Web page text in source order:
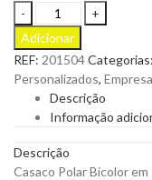
Casaco
Polar
Bicolor
para
Personalizar
quantity
Adicionar
REF: 201504Categorias:
Personalizados,
Descrição
Informação
Descrição
Casaco Polar Bicolor